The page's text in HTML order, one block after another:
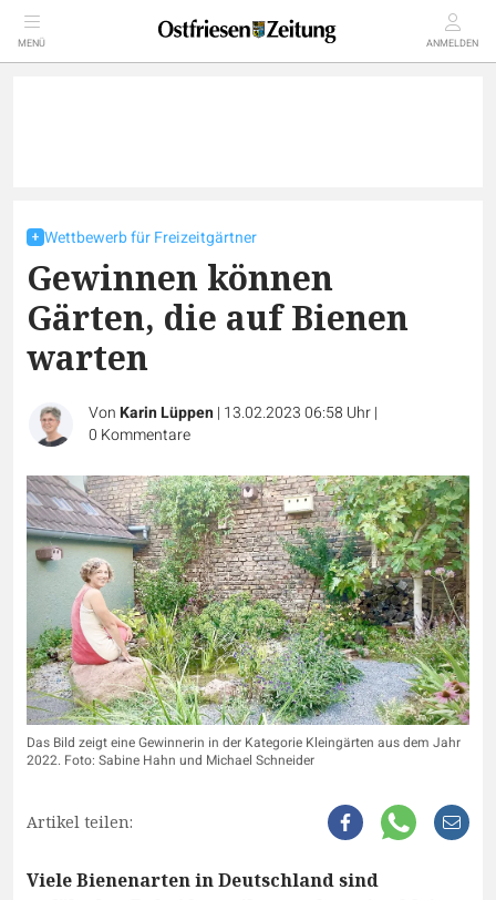
MENÜ ANMELDEN
Wettbewerb für Freizeitgärtner
Gewinnen können
Gärten, die auf Bienen
warten
VonKarin Lüppen| 13.02.2023 06:58 Uhr|
0 Kommentare
Das Bild zeigt eine Gewinnerin in der Kategorie Kleingärten aus dem Jahr
2022. Foto: Sabine Hahn und Michael Schneider
Artikel teilen:
Viele Bienenarten in Deutschland sind